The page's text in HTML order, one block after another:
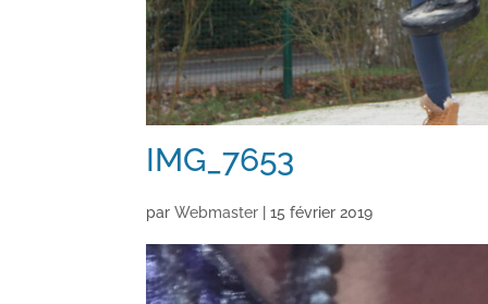
IMG_7653
parWebmaster |15 février 2019